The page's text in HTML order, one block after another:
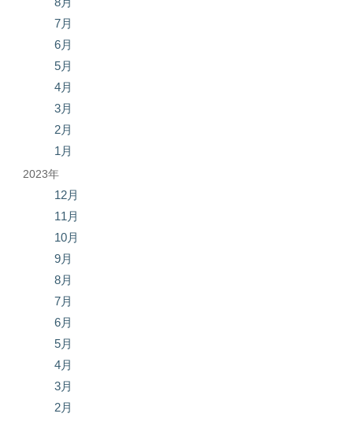
7月
6月
5月
4月
3月
2月
1月
2023年
12月
11月
10月
9月
8月
7月
6月
5月
4月
3月
2月